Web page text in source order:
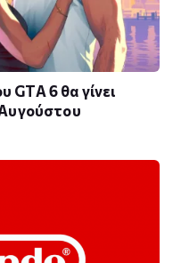
GTA 6 θα γίνει